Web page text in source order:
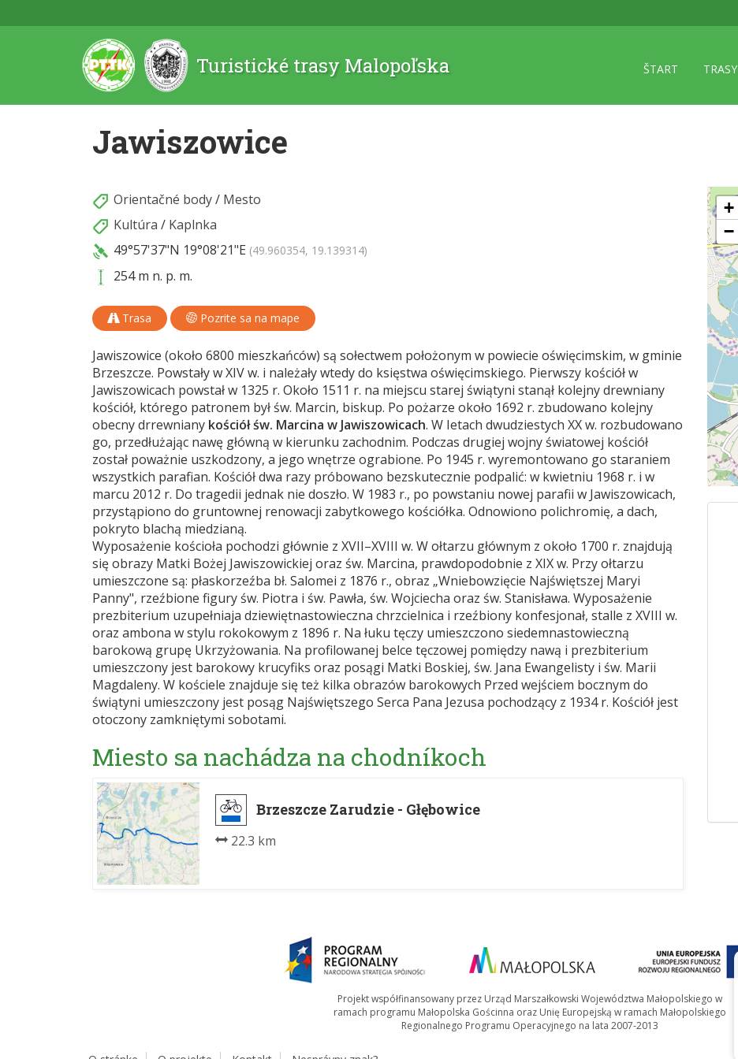
Turistické trasy Malopoľska ŠTART TRASY
Jawiszowice
Orientačné body/ Mesto
Kultúra / Kaplnka
49°57'37"N 19°08'21"E (49.960354, 19.139314)
254 m n. p. m.
Trasa Pozrite sa na mape
Jawiszowice (około 6800 mieszkańców) są sołectwem położonym w powiecie oświęcimskim, w gminie
Brzeszcze. Powstały w XIV w. i należały wtedy do księstwa oświęcimskiego. Pierwszy kościół w
Jawiszowicach powstał w 1325 r. Około 1511 r. na miejscu starej świątyni stanął kolejny drewniany
kościół, którego patronem był św. Marcin, biskup. Po pożarze około 1692 r. zbudowano kolejny
obecny drrewniany kościół św. Marcina w Jawiszowicach. W Ietach dwudziestych XX w. rozbudowano
go, przedłużając nawę główną w kierunku zachodnim. Podczas drugiej wojny światowej kościół
został poważnie uszkodzony, a jego wnętrze ograbione. Po 1945 r. wyremontowano go staraniem
wszystkich parafian. Kościół dwa razy próbowano bezskutecznie podpalić: w kwietniu 1968 r. i w
marcu 2012 r. Do tragedii jednak nie doszło. W 1983 r., po powstaniu nowej parafii w Jawiszowicach,
przystąpiono do gruntownej renowacji zabytkowego kościółka. Odnowiono polichromię, a dach,
pokryto blachą miedzianą.
Wyposażenie kościoła pochodzi głównie z XVII–XVIII w. W ołtarzu głównym z około 1700 r. znajdują
się obrazy Matki Bożej Jawiszowickiej oraz św. Marcina, prawdopodobnie z XIX w. Przy ołtarzu
umieszczone są: płaskorzeźba bł. Salomei z 1876 r., obraz „Wniebowzięcie Najświętszej Maryi
Panny", rzeźbione figury św. Piotra i św. Pawła, św. Wojciecha oraz św. Stanisława. Wyposażenie
prezbiterium uzupełniaja dziewiętnastowieczna chrzcielnica i rzeźbiony konfesjonał, stalle z XVIII w.
oraz ambona w stylu rokokowym z 1896 r. Na łuku tęczy umieszczono siedemnastowieczną
barokową grupę Ukrzyżowania. Na profilowanej belce tęczowej pomiędzy nawą i prezbiterium
umieszczony jest barokowy krucyfiks oraz posągi Matki Boskiej, św. Jana Ewangelisty i św. Marii
Magdaleny. W kościele znajduje się też kilka obrazów barokowych Przed wejściem bocznym do
świątyni umieszczony jest posąg Najświętszego Serca Pana Jezusa pochodzący z 1934 r. Kościół jest
otoczony zamkniętymi sobotami.
Miesto sa nachádza na chodníkoch
Brzeszcze Zarudzie - Głębowice
22.3 km
+
−
Projekt współfinansowany przez Urząd Marszałkowski Województwa Małopolskiego w
ramach programu Małopolska Gościnna oraz Unię Europejską w ramach Małopolskiego
Regionalnego Programu Operacyjnego na lata 2007-2013